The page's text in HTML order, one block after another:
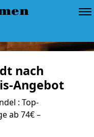
nach
Angebot
: Top-
ab 74€ –